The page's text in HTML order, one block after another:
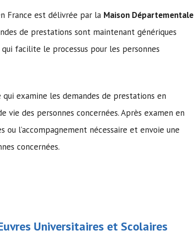
France est délivrée par la Maison Départementale
de prestations sont maintenant génériques
qui facilite le processus pour les personnes
examine les demandes de prestations en
vie des personnes concernées. Après examen en
ou l’accompagnement nécessaire et envoie une
concernées.
Universitaires et Scolaires